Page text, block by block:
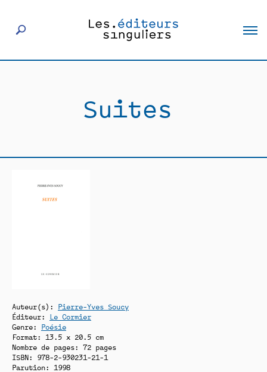
Actualités
Suites
Auteur(s): Pierre-Yves Soucy
Éditeur: Le Cormier
Genre: Poésie
Format: 13.5 x 20.5 cm
Nombre de pages: 72 pages
ISBN: 978-2-930231-21-1
Parution: 1998